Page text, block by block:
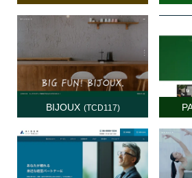
BIJOUX (TCD117)